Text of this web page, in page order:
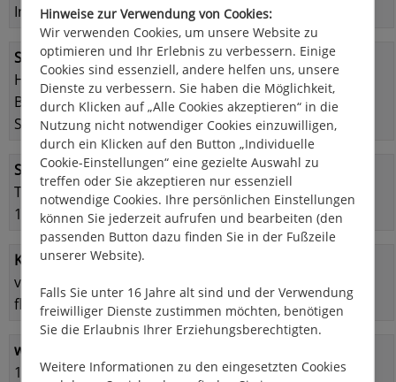
Hinweise zur Verwendung von Cookies:
Wir verwenden Cookies, um unsere Website zu
optimieren und Ihr Erlebnis zu verbessern. Einige
Cookies sind essenziell, andere helfen uns, unsere
Dienste zu verbessern. Sie haben die Möglichkeit,
durch Klicken auf „Alle Cookies akzeptieren“ in die
Nutzung nicht notwendiger Cookies einzuwilligen,
durch ein Klicken auf den Button „Individuelle
Cookie-Einstellungen“ eine gezielte Auswahl zu
treffen oder Sie akzeptieren nur essenziell
notwendige Cookies. Ihre persönlichen Einstellungen
können Sie jederzeit aufrufen und bearbeiten (den
passenden Button dazu finden Sie in der Fußzeile
unserer Website).
Falls Sie unter 16 Jahre alt sind und der Verwendung
freiwilliger Dienste zustimmen möchten, benötigen
Sie die Erlaubnis Ihrer Erziehungsberechtigten.
Weitere Informationen zu den eingesetzten Cookies
Innen- und Außensteuerstand
Schlafmöglichkeiten:
Heckkabine: 1 x Doppelbett und 1 x Einzelbett
Bugkabine: 1 x Doppelbett oder 2 x Einzelbetten
Salon umbaubar zu 2 weiteren Schlafmöglichkeiten
Sanitäreinrichtung:
Toilette mit elektrischer Spülung
1 x Waschbecken in der Heckkabine
Küche:
voll ausgestattete Pantry mit Kühlschrank, Gasherd 4-
flammig, Spüle
weitere Austattung:
12 Volt-Anschluss an Bord!